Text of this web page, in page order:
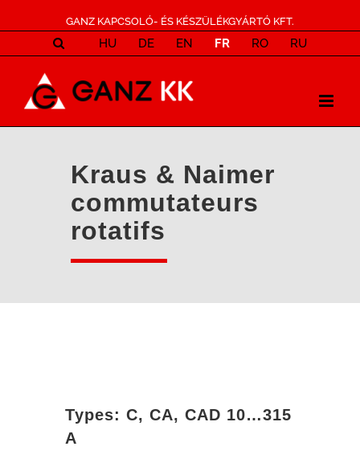
GANZ KAPCSOLÓ- ÉS KÉSZÜLÉKGYÁRTÓ KFT.
HU DE EN FR RO RU
Kraus & Naimer
commutateurs
rotatifs
Types: C, CA, CAD 10…315
A